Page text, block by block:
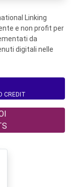
Linking
e non profit per
da
digitali nelle
CREDIT